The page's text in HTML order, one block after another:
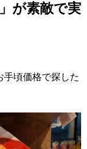
が素敵で実
頃価格で探した